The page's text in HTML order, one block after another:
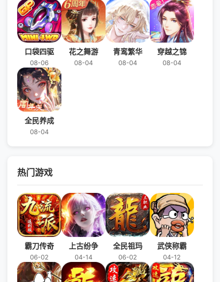
口袋四驱
08-06
花之舞游
08-04
青鸾繁华
08-04
穿越之锦
08-04
全民养成
08-04
热门游戏
霸刀传奇
06-02
上古纷争
04-14
全民祖玛
06-02
武侠称霸
04-12